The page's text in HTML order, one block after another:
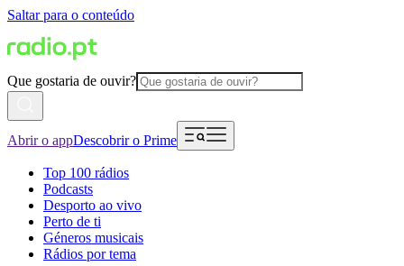
Saltar para o conteúdo
Que gostaria de ouvir?
Abrir o appDescobrir o Prime
Top 100 rádios
Podcasts
Desporto ao vivo
Perto de ti
Géneros musicais
Rádios por tema